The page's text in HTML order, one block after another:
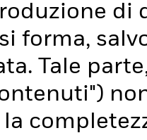
forma,
Tale
la